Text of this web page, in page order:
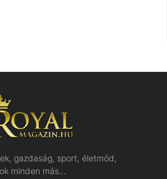
gazdaság, sport, életmód,
minden más…